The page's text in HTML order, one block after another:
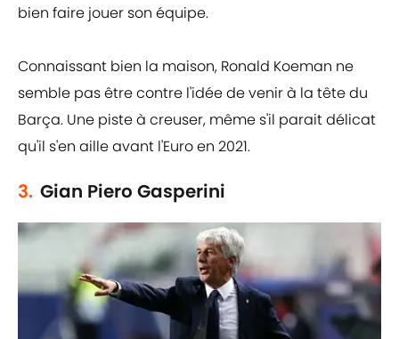
bien faire jouer son équipe.
Connaissant bien la maison, Ronald Koeman ne
semble pas être contre l'idée de venir à la tête du
Barça. Une piste à creuser, même s'il parait délicat
qu'il s'en aille avant l'Euro en 2021.
3. Gian Piero Gasperini